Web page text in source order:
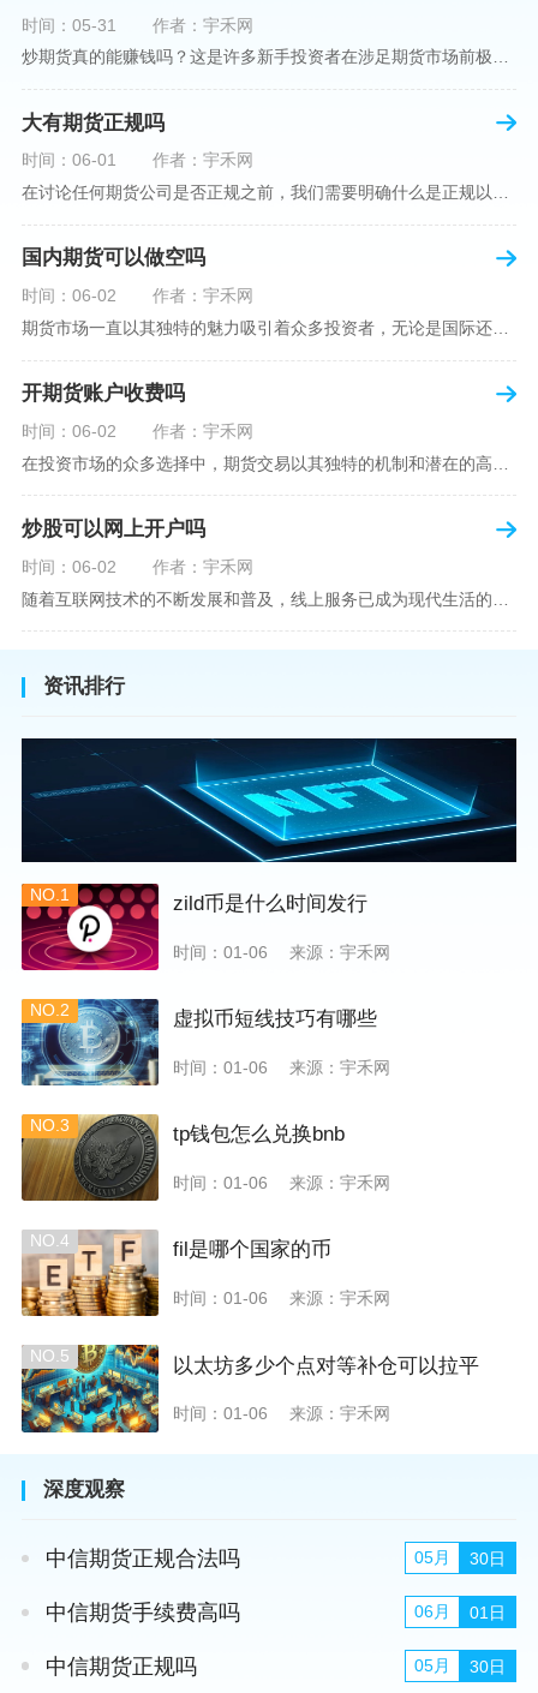
时间：05-31
作者：宇禾网
炒期货真的能赚钱吗？这是许多新手投资者在涉足期货市场前极力寻求答案的问题。期货作为一种金融衍生品，它不仅具有高杠杆的特性，同时也伴随着高风险。在知乎这样一个汇聚各领域专业人士分享知识和经验的平台上，我们可以找到关于炒期货赚钱问题的多角度解读。本文将深入探讨炒期货能否赚钱的问题，并结合知乎上的真实案例分析和专业观点，帮助读者形成自己的看法。在讨论是否能通过炒期货赚钱之前，我们首先需要理解期货市场的基本机制。期货，是一种标准化的、具有法律约束力的合约，涉及在未来某个特定时间以特定
大有期货正规吗
时间：06-01
作者：宇禾网
在讨论任何期货公司是否正规之前，我们需要明确什么是正规以及如何判断一个期货公司是否符合这一标准。对于中国市场，正规一词通常指该公司拥有中国证监会（中国证券监督管理委员会）的批准和监管，同时遵守中国期货市场的相关法律法规。以“大有期货”为例，探讨其如何符合这些标准，以及在选择此类公司时，投资者应注意的一些关键因素。大有期货是参与中国期货市场的多家公司之一，主要提供期货交易、资产管理、投资咨询等服务。它适用于希望通过期货市场进行投资和风险管理的个人和机构投资者。与其他期货公司一样
国内期货可以做空吗
时间：06-02
作者：宇禾网
期货市场一直以其独特的魅力吸引着众多投资者，无论是国际还是国内场景下，其波澜壮阔的市场行情都给予了投资者无限遐想。今天，我们将深入探讨一个特别的问题——"国内期货可以做空吗"？这个问题不仅关乎投资者的策略布局，更涉及到期货市场机制的基本理解。在深入探讨之前，我们首先需要明确几个期货市场的基础概念。期货，是指在标准化合约基础上，双方承诺在未来某一特定时间以约定价格买卖一定数量的商品或金融产品的合约。它允訸投资者通过买入（做多）或卖出（做空）合约来预测未来价格的变动。我们来揭开国
开期货账户收费吗
时间：06-02
作者：宇禾网
在投资市场的众多选择中，期货交易以其独特的机制和潜在的高收益吸引了不少投资者。但对于初学者而言，步入期货市场的第一步—开设期货账户，往往伴随着众多疑惑，其中一个常见问题就是：“开期货账户需要收费吗？”本文将从各个角度为您详细解读开设期货账户的相关费用，助您清晰理解期货账户的开设流程及其成本。在开始探讨相关费用前，我们首先简要了解一下期货账户的开设流程。通常情况下，开设期货账户需要您选择一家具有良好信誉的期货公司或经纪公司，填写账户开设申请表格，并提交身份证明与初步的资金证明等
炒股可以网上开户吗
时间：06-02
作者：宇禾网
随着互联网技术的不断发展和普及，线上服务已成为现代生活的一部分。在金融市场方面，炒股已不再是股票交易所和证券公司营业大厅的专利，网上开户成为了一种便捷的选择。本文旨在详细介绍网上炒股开户的流程、优点以及注意事项，助您更好地了解和踏入线上股票交易的大门。网上开户，即通过互联网申请并完成证券账户及资金账户的开设过程，允许投资者在电子设备上进行股票、债券等金融工具的交易。随着移动支付和电子认证技术的进步，网上开户过程已经变得非常快捷和安全。选择证券公司：您需要选择一家提供网上开户服
资讯排行
NO.1 zild币是什么时间发行
时间：01-06 来源：宇禾网
NO.2 虚拟币短线技巧有哪些
时间：01-06 来源：宇禾网
NO.3 tp钱包怎么兑换bnb
时间：01-06 来源：宇禾网
NO.4 fil是哪个国家的币
时间：01-06 来源：宇禾网
NO.5 以太坊多少个点对等补仓可以拉平
时间：01-06 来源：宇禾网
深度观察
中信期货正规合法吗 05月 30日
中信期货手续费高吗 06月 01日
中信期货正规吗 05月 30日